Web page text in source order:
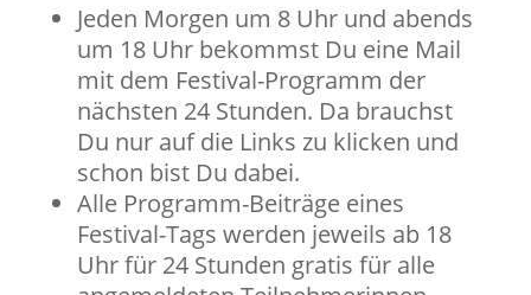
Jeden Morgen um 8 Uhr und abends
um 18 Uhr bekommst Du eine Mail
mit dem Festival-Programm der
nächsten 24 Stunden. Da brauchst
Du nur auf die Links zu klicken und
schon bist Du dabei.
Alle Programm-Beiträge eines
Festival-Tags werden jeweils ab 18
Uhr für 24 Stunden gratis für alle